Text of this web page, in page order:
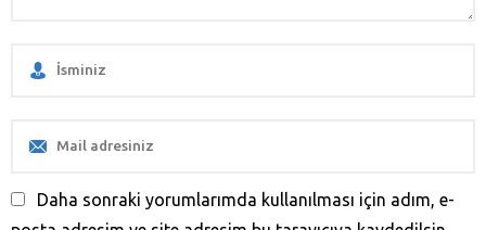
Daha sonraki yorumlarımda kullanılması için adım, e-